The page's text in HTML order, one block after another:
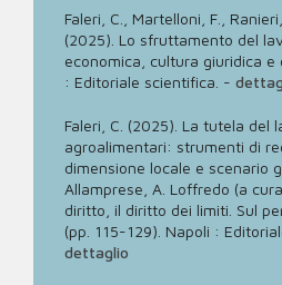
Faleri, C., Martelloni, F.,
(2025). Lo sfruttamento del
economica, cultura giuridica
: Editoriale scientifica. -
Faleri, C. (2025). La tutela del
agroalimentari: strumenti di
dimensione locale e scenario
Allamprese, A. Loffredo (a
diritto, il diritto dei limiti. Sul
(pp. 115-129). Napoli :
dettaglio